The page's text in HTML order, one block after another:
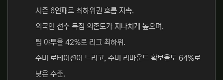
시즌 6연패로 최하위권 흐름 지속.
외국인 선수 득점 의존도가 지나치게 높으며,
팀 야투율 42%로 리그 최하위.
수비 로테이션이 느리고, 수비 리바운드 확보율도 64%로
낮은 수준.